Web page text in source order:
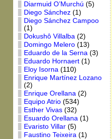
Diarmuid O’Murchú (5)
Diego Sánchez(1)
Diego Sánchez Campoo
(1)
Dokushô Villalba(2)
Domingo Melero(13)
Eduardo de la Serna(3)
Eduardo Hornaert(1)
Eloy Isorna(110)
Enrique Martínez Lozano
(2)
Enrique Orellana(2)
Equipo Atrio(534)
Esther Vivas(32)
Esuardo Orellana(1)
Evaristo Villar(5)
Faustino Teixeira(1)